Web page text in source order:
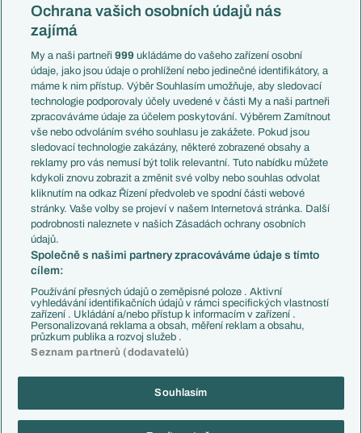
Mistrovství světa
Liga národů
Témata
Představení týmů MS
EuroSkauting
PL v kostce
Evropské koeficienty
Přestupy
Přestupové spekulace
Zranění
Kluby
Arsenal FC
Chelsea FC
Manchester United
AC Milán
Juventus FC
Bayern Mnichov
FC Barcelona
Real Madrid
Česko
Francie
Itálie
Německo
Španělsko
Argentina
Brazílie
Přestupy
Zápasy
Livescore
Tipovací soutěž
Copyright © 2001-2026 EuroFotbal.cz. Využíváme zpravodajství ČTK.
Informace o zpracování osobních údajů
Ochrana vašich osobních údajů nás
zajímá
My a naši partneři999 ukládáme do vašeho zařízení osobní
údaje, jako jsou údaje o prohlížení nebo jedinečné identifikátory, a
máme k nim přístup. Výběr Souhlasím umožňuje, aby sledovací
technologie podporovaly účely uvedené v části My a naši partneři
zpracováváme údaje za účelem poskytování. Výběrem Zamítnout
vše nebo odvoláním svého souhlasu je zakážete. Pokud jsou
sledovací technologie zakázány, některé zobrazené obsahy a
reklamy pro vás nemusí být tolik relevantní. Tuto nabídku můžete
kdykoli znovu zobrazit a změnit své volby nebo souhlas odvolat
kliknutím na odkaz Řízení předvoleb ve spodní části webové
stránky. Vaše volby se projeví v našem Internetová stránka. Další
podrobnosti naleznete v našich Zásadách ochrany osobních
údajů.
Společně s našimi partnery zpracováváme údaje s tímto
cílem:
Používání přesných údajů o zeměpisné poloze . Aktivní
vyhledávání identifikačních údajů v rámci specifických vlastností
zařízení . Ukládání a/nebo přístup k informacím v zařízení .
Personalizovaná reklama a obsah, měření reklam a obsahu,
průzkum publika a rozvoj služeb .
Seznam partnerů (dodavatelů)
Souhlasím